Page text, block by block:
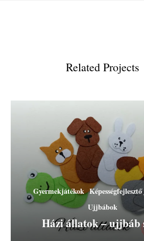
Related Projects
Gyermekjátékok
Ujjbábok
Házi állatok – ujjbáb